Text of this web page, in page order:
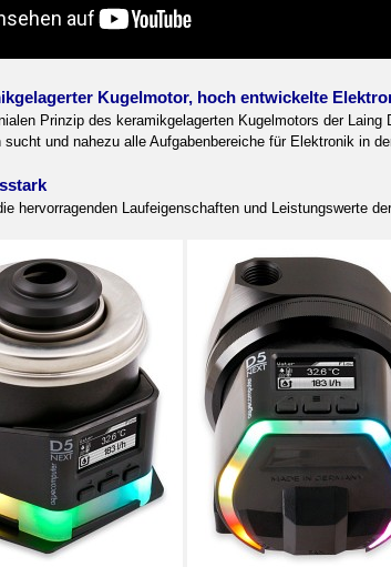
Kugelmotor, hoch entwickelte
Prinzip des keramikgelagerten Kugelmotors der
und nahezu alle Aufgabenbereiche für Elektronik in
hervorragenden Laufeigenschaften und Leistungswerte